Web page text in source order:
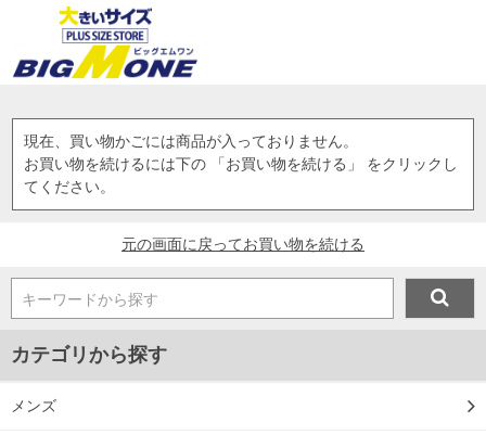
現在、買い物かごには商品が入っておりません。
お買い物を続けるには下の 「お買い物を続ける」 をクリックし
てください。
元の画面に戻ってお買い物を続ける
キーワードから探す
カテゴリから探す
メンズ